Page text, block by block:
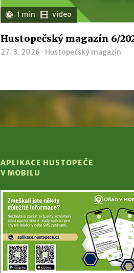
1 min video
Hustopečský magazín 6/
27. 3. 2026 · Hustopečský magazín
APLIKACE HUSTOPEČE
V MOBILU